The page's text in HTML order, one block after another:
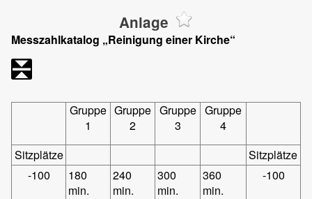
Anlage
Messzahlkatalog „Reinigung einer Kirche“
Gruppe
1
Gruppe
2
Gruppe
3
Gruppe
4
Sitzplätze
Sitzplätze
-100
180
min.
240
min.
300
min.
360
min.
-100